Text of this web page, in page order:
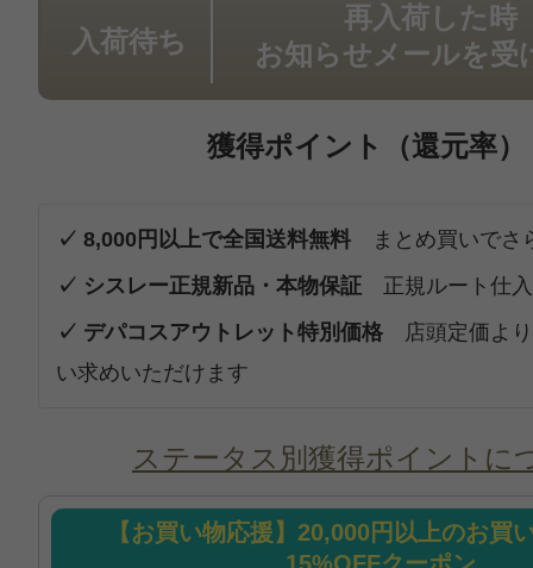
入荷待ち
再入荷した時
お知らせメールを受
獲得ポイント（還元率）
✓ 8,000円以上で全国送料無料 まとめ買いでさ
✓ シスレー正規新品・本物保証 正規ルート仕
✓ デパコスアウトレット特別価格 店頭定価よ
い求めいただけます
ステータス別獲得ポイントに
【お買い物応援】20,000円以上のお買